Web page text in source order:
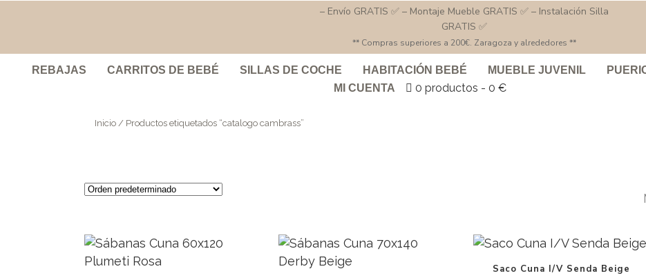
– Envío GRATIS ✅ – Montaje Mueble GRATIS ✅ – Instalación Silla
GRATIS ✅
** Compras superiores a 200€. Zaragoza y alrededores **
REBAJAS CARRITOS DE BEBÉ SILLAS DE COCHE HABITACIÓN BEBÉ MUEBLE JUVENIL
MI CUENTA
0 productos 0 €
Inicio / Productos etiquetados “catalogo cambrass”
Saco Cuna I/V Senda Beige